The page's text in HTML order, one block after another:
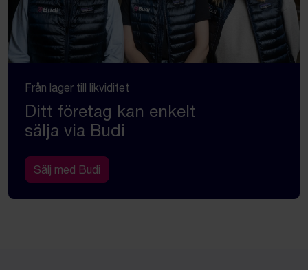
Från lager till likviditet
Ditt företag kan enkelt
sälja via Budi
Sälj med Budi